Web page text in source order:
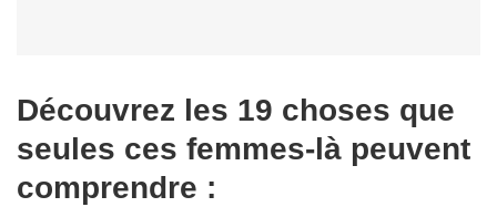
Découvrez les 19 choses que
seules ces femmes-là peuvent
comprendre :